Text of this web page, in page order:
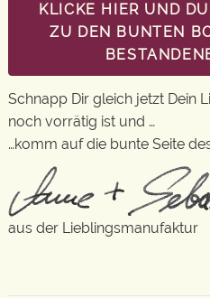
KLICKE HIER UND
ZU DEN BUNTEN
Schnapp Dir gleich jetzt Dein
noch vorrätig ist und …
…komm auf die bunte Seite
aus der Lieblingsmanufaktur